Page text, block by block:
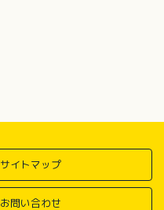
サイトマップ
お問い合わせ